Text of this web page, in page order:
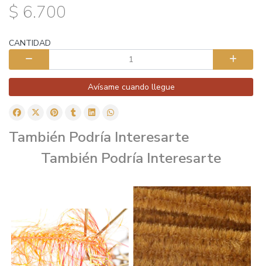
$ 6.700
CANTIDAD
Avísame cuando llegue
También Podría Interesarte
También Podría Interesarte